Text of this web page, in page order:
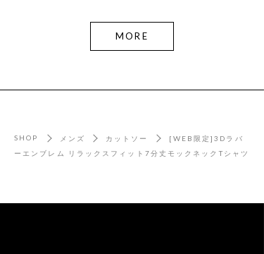
MORE
SHOP メンズ カットソー
[WEB限定]3Dラバ
ーエンブレム リラックスフィット7分丈モックネックTシャツ